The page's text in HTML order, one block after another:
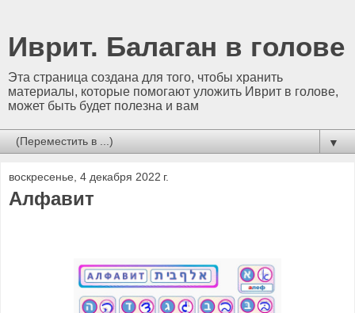
Иврит. Балаган в голове
Эта страница создана для того, чтобы хранить
материалы, которые помогают уложить Иврит в голове,
может быть будет полезна и вам
▼
воскресенье, 4 декабря 2022 г.
Алфавит